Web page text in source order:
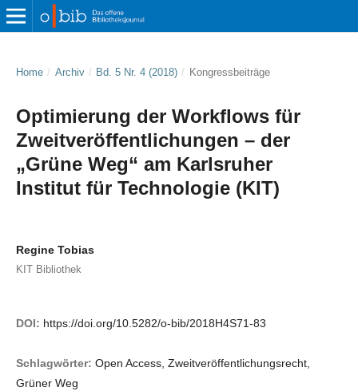
Home / Archiv / Bd. 5 Nr. 4 (2018) / Kongressbeiträge
Optimierung der Workflows für
Zweitveröffentlichungen – der
„Grüne Weg“ am Karlsruher
Institut für Technologie (KIT)
Regine Tobias
KIT Bibliothek
DOI: https://doi.org/10.5282/o-bib/2018H4S71-83
Schlagwörter: Open Access, Zweitveröffentlichungsrecht,
Grüner Weg